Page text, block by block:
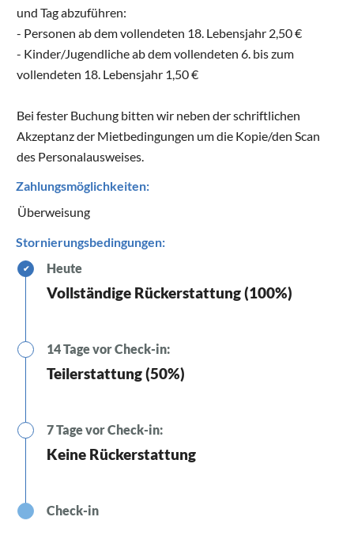
und Tag abzuführen:
- Personen ab dem vollendeten 18. Lebensjahr 2,50 €
- Kinder/Jugendliche ab dem vollendeten 6. bis zum
vollendeten 18. Lebensjahr 1,50 €
Bei fester Buchung bitten wir neben der schriftlichen
Akzeptanz der Mietbedingungen um die Kopie/den Scan
des Personalausweises.
Zahlungsmöglichkeiten:
Überweisung
Stornierungsbedingungen:
✔ Heute
Vollständige Rückerstattung (100%)
14 Tage vor Check-in:
Teilerstattung (50%)
7 Tage vor Check-in:
Keine Rückerstattung
Check-in